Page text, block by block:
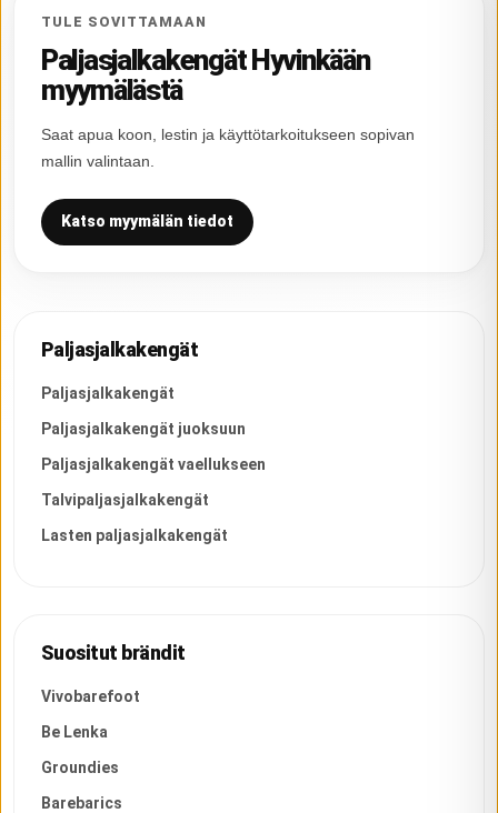
TULE SOVITTAMAAN
Paljasjalkakengät Hyvinkään
myymälästä
Saat apua koon, lestin ja käyttötarkoitukseen sopivan
mallin valintaan.
Katso myymälän tiedot
Paljasjalkakengät
Paljasjalkakengät
Paljasjalkakengät juoksuun
Paljasjalkakengät vaellukseen
Talvipaljasjalkakengät
Lasten paljasjalkakengät
Suositut brändit
Vivobarefoot
Be Lenka
Groundies
Barebarics